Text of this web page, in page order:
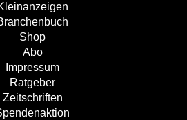
Shop
Abo
Impressum
Ratgeber
Zeitschriften